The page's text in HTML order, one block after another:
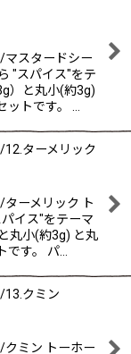
マスタードシー
"スパイス"をテ
）と丸小(約3g)
トです。 …
ターメリック
ーメリック ト
イス"をテーマ
丸小(約3g) と丸
す。 パ…
13.クミン
クミン トーホー